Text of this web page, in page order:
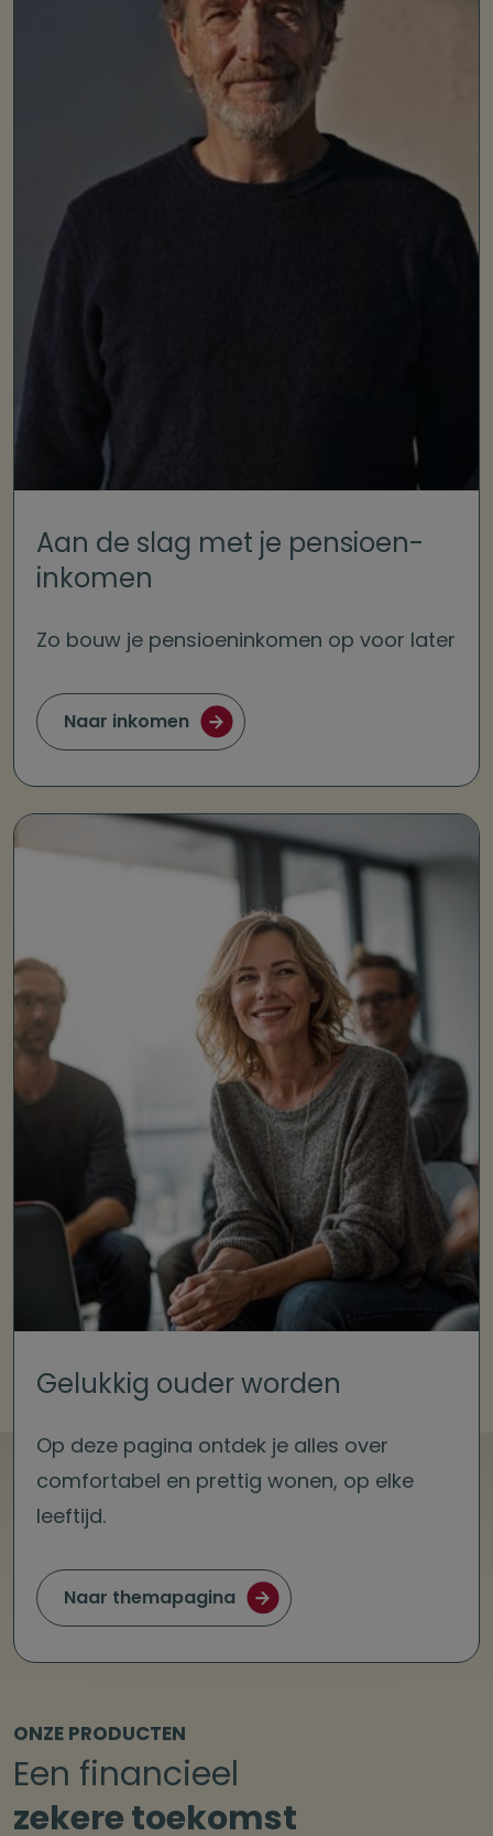
Aan de slag met je pensioen­
inkomen
Zo bouw je pensioeninkomen op voor later
Naar inkomen
Gelukkig ouder worden
Op deze pagina ontdek je alles over
comfortabel en prettig wonen, op elke
leeftijd.
Naar themapagina
ONZE PRODUCTEN
Een financieel
zekere toekomst